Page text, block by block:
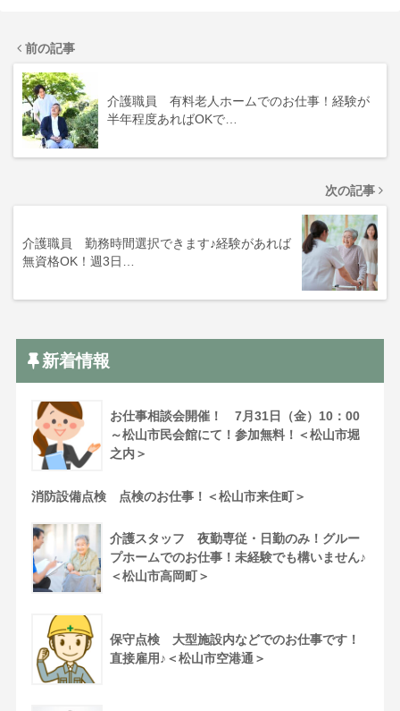
前の記事
介護職員 有料老人ホームでのお仕事！経験が
半年程度あればOKで…
次の記事
介護職員 勤務時間選択できます♪経験があれば
無資格OK！週3日…
新着情報
お仕事相談会開催！ 7月31日（金）10：00
～松山市民会館にて！参加無料！＜松山市堀
之内＞
消防設備点検 点検のお仕事！＜松山市来住町＞
介護スタッフ 夜勤専従・日勤のみ！グルー
プホームでのお仕事！未経験でも構いません♪
＜松山市高岡町＞
保守点検 大型施設内などでのお仕事です！
直接雇用♪＜松山市空港通＞